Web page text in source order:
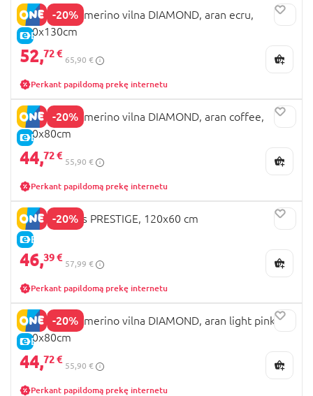
-20%
E-KAINA
MILLI pledas merino vilna DIAMOND, aran ecru,
100x130cm
52,72 €
65,90 €
Perkant papildomą prekę internetu
-20%
E-KAINA
MILLI pledas merino vilna DIAMOND, aran coffee,
100x80cm
44,72 €
55,90 €
Perkant papildomą prekę internetu
-20%
E-KAINA
MILLI čiužinys PRESTIGE, 120x60 cm
46,39 €
57,99 €
Perkant papildomą prekę internetu
-20%
E-KAINA
MILLI pledas merino vilna DIAMOND, aran light pink,
100x80cm
44,72 €
55,90 €
Perkant papildomą prekę internetu